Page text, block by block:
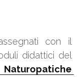
con il
didattici del